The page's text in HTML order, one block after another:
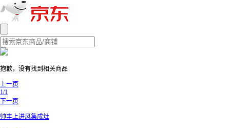
抱歉，没有找到相关商品
上一页
1/1
下一页
帅丰上进风集成灶